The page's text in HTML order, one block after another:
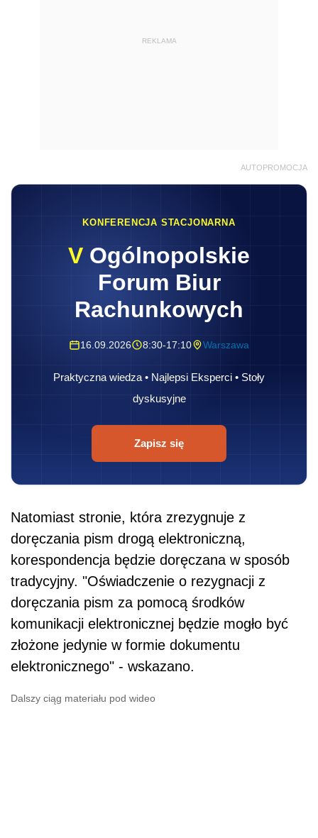
REKLAMA
AUTOPROMOCJA
KONFERENCJA STACJONARNA
V Ogólnopolskie
Forum Biur
Rachunkowych
16.09.2026 8:30-17:10 Warszawa
Praktyczna wiedza • Najlepsi Eksperci • Stoły
dyskusyjne
Zapisz się
Natomiast stronie, która zrezygnuje z
doręczania pism drogą elektroniczną,
korespondencja będzie doręczana w sposób
tradycyjny. "Oświadczenie o rezygnacji z
doręczania pism za pomocą środków
komunikacji elektronicznej będzie mogło być
złożone jedynie w formie dokumentu
elektronicznego" - wskazano.
Dalszy ciąg materiału pod wideo